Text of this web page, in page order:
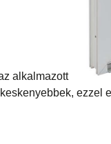
alkalmazott
ezzel